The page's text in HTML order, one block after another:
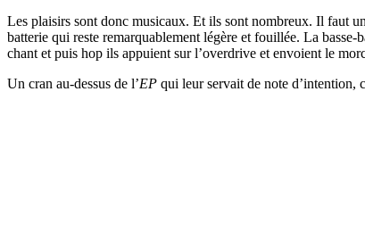
Les plaisirs sont donc musicaux. Et ils sont nombreux. Il faut
batterie qui reste remarquablement légère et fouillée. La basse-
chant et puis hop ils appuient sur l’overdrive et envoient le
Un cran au-dessus de l’EP qui leur servait de note d’intention,